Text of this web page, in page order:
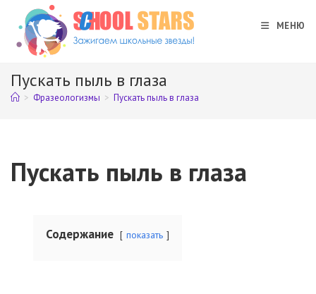
Перейти
содержимому
МЕНЮ
Пускать пыль в глаза
> Фразеологизмы > Пускать пыль в глаза
Пускать пыль в глаза
Содержание показать